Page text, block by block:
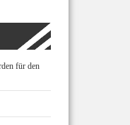
für den